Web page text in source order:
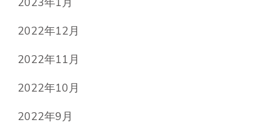
2022年12月
2022年11月
2022年10月
2022年9月